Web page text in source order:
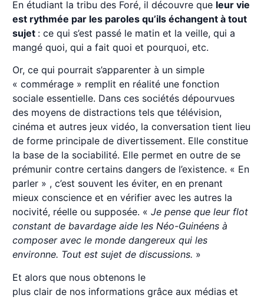
En étudiant la tribu des Foré, il découvre que leur vie
est rythmée par les paroles qu’ils échangent à tout
sujet : ce qui s’est passé le matin et la veille, qui a
mangé quoi, qui a fait quoi et pourquoi, etc.
Or, ce qui pourrait s’apparenter à un simple
« commérage » remplit en réalité une fonction
sociale essentielle. Dans ces sociétés dépourvues
des moyens de distractions tels que télévision,
cinéma et autres jeux vidéo, la conversation tient lieu
de forme principale de divertissement. Elle constitue
la base de la sociabilité. Elle permet en outre de se
prémunir contre certains dangers de l’existence. « En
parler » , c’est souvent les éviter, en en prenant
mieux conscience et en vérifier avec les autres la
nocivité, réelle ou supposée. « Je pense que leur flot
constant de bavardage aide les Néo-Guinéens à
composer avec le monde dangereux qui les
environne. Tout est sujet de discussions. »
Et alors que nous obtenons le
plus clair de nos informations grâce aux médias et